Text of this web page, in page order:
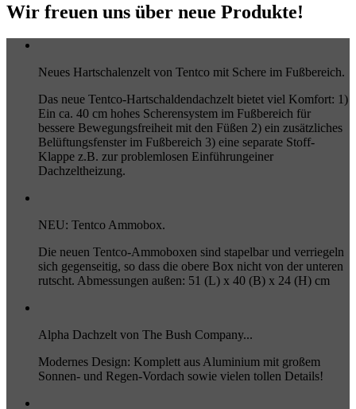
Wir freuen uns über neue Produkte!
Neues Hartschalenzelt von Tentco mit Schere im Fußbereich.
Das neue Tentco-Hartschaldendachzelt bietet viel Komfort: 1)
Ein ca. 40 cm hohes Scherensystem im Fußbereich für
bessere Bewegungsfreiheit mit den Füßen 2) ein zusätzliches
Belüftungsfenster im Fußbereich 3) eine separate Stoff-
Klappe z.B. zur problemlosen Einführungeiner
Dachzeltheizung.
NEU: Tentco Ammobox.
Die neuen Tentco-Ammoboxen sind stapelbar und verriegeln
sich gegenseitig, so dass die obere Box nicht von der unteren
rutscht. Abmessungen außen: 51 (L) x 40 (B) x 24 (H) cm
Alpha Dachzelt von The Bush Company...
Modernes Design: Komplett aus Aluminium mit großem
Sonnen- und Regen-Vordach sowie vielen tollen Details!